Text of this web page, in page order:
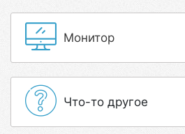
Монитор
Что-то другое